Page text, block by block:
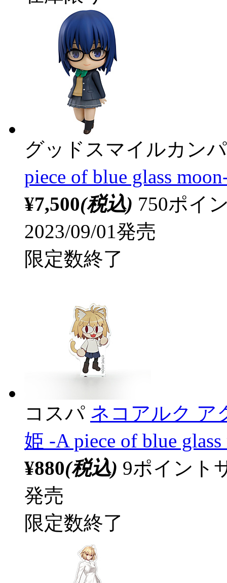
グッドスマイルカン
piece of blue glass
¥7,500(税込) 750ポイ
2023/09/01発売
限定数終了
コスパ ネコアルク ア
姫 -A piece of blue
¥880(税込) 9ポイント
発売
限定数終了